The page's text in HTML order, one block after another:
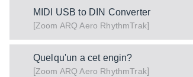
MIDI USB to DIN Converter
[Zoom ARQ Aero RhythmTrak]
Quelqu'un a cet engin?
[Zoom ARQ Aero RhythmTrak]